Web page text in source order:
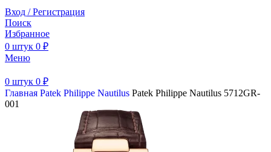
Вход / Регистрация
Поиск
Избранное
0 штук 0 ₽
Меню
0 штук 0 ₽
Главная Patek Philippe Nautilus Patek Philippe Nautilus 5712GR-
001